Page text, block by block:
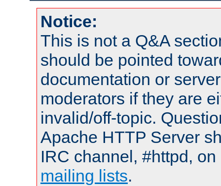
Notice:
This is not a Q&A
should be pointed
documentation or
moderators if they are
invalid/off-topic.
Apache HTTP Server
IRC channel, #httpd,
mailing lists.